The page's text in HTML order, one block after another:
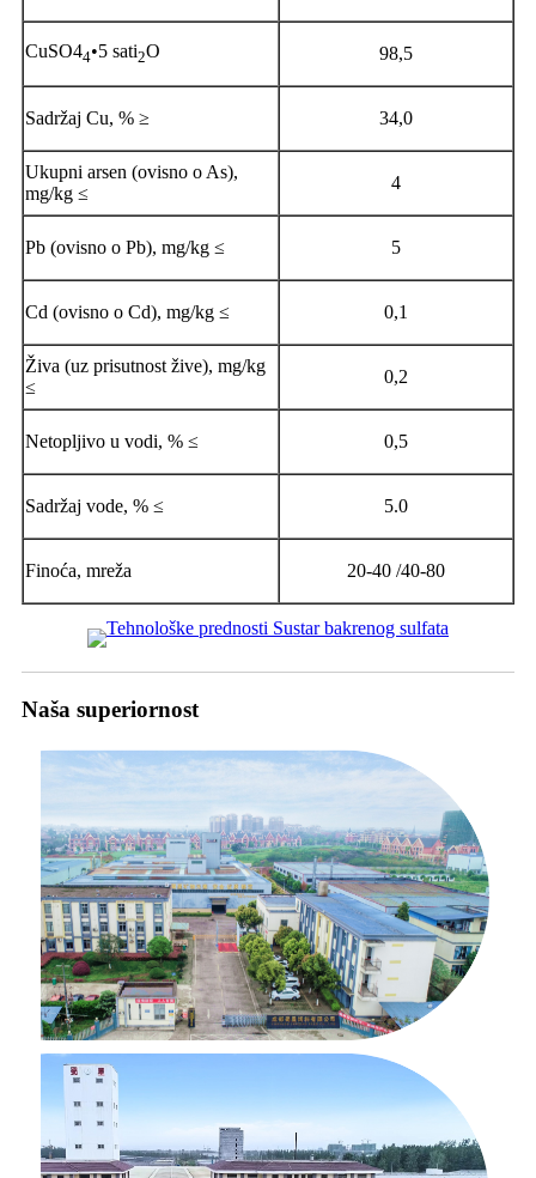
CuSO44•5 sati2O 98,5
Sadržaj Cu, % ≥ 34,0
Ukupni arsen (ovisno o As),
mg/kg ≤
4
Pb (ovisno o Pb), mg/kg ≤ 5
Cd (ovisno o Cd), mg/kg ≤ 0,1
Živa (uz prisutnost žive), mg/kg
≤
0,2
Netopljivo u vodi, % ≤ 0,5
Sadržaj vode, % ≤ 5.0
Finoća, mreža 20-40 /40-80
Naša superiornost